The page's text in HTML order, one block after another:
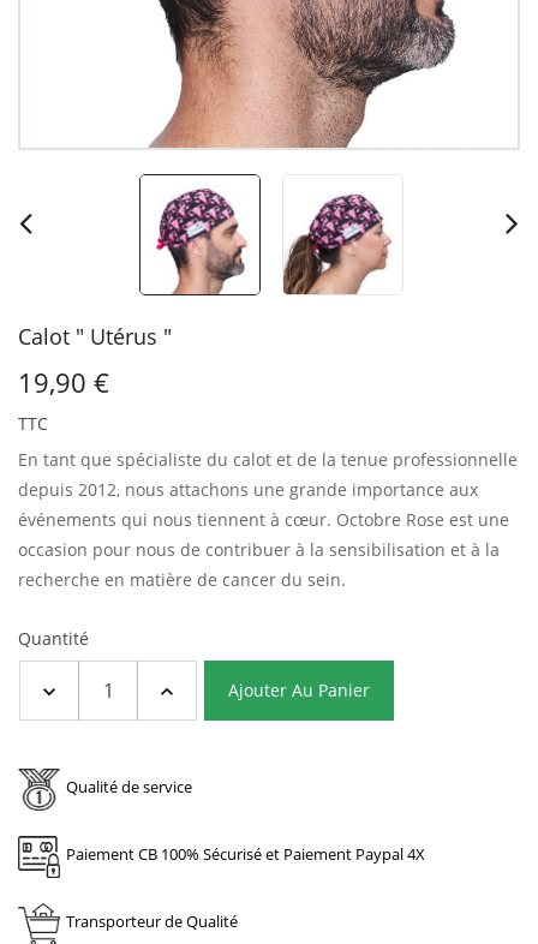
Calot " Utérus "
19,90 €
TTC
En tant que spécialiste du calot et de la tenue professionnelle
depuis 2012, nous attachons une grande importance aux
événements qui nous tiennent à cœur. Octobre Rose est une
occasion pour nous de contribuer à la sensibilisation et à la
recherche en matière de cancer du sein.
Quantité
Ajouter Au Panier
Qualité de service
Paiement CB 100% Sécurisé et Paiement Paypal 4X
Transporteur de Qualité